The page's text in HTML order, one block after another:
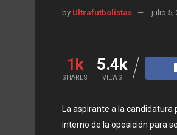
by Ultrafutbolistas julio 5,
1k
SHARES
5.4k
VIEWS
La aspirante a la
interno de la oposición para